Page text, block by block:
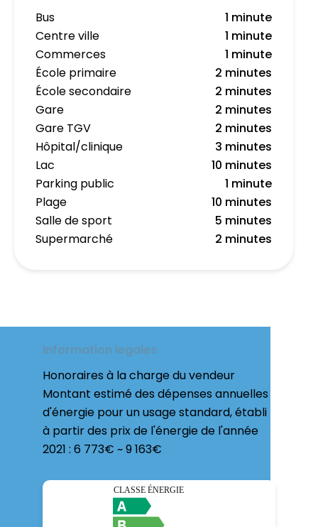
Bus
1 minute
Centre ville
1 minute
Commerces
1 minute
École primaire
2 minutes
École secondaire
2 minutes
Gare
2 minutes
Gare TGV
2 minutes
Hôpital/clinique
3 minutes
Lac
10 minutes
Parking public
1 minute
Plage
10 minutes
Salle de sport
5 minutes
Supermarché
2 minutes
Information legales
Honoraires à la charge du vendeur
Montant estimé des dépenses annuelles
d'énergie pour un usage standard, établi
à partir des prix de l'énergie de l'année
2021 : 6 773€ ~ 9 163€